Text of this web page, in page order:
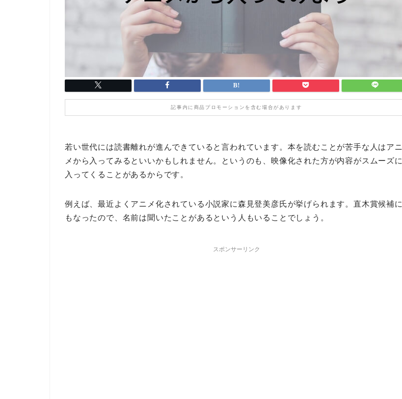
記事内に商品プロモーションを含む場合があります
若い世代には読書離れが進んできていると言われています。本を読むことが苦手な人はアニ
メから入ってみるといいかもしれません。というのも、映像化された方が内容がスムーズに
入ってくることがあるからです。
例えば、最近よくアニメ化されている小説家に森見登美彦氏が挙げられます。直木賞候補に
もなったので、名前は聞いたことがあるという人もいることでしょう。
スポンサーリンク